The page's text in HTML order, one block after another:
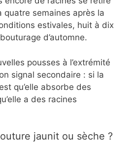
quatre semaines après la
estivales, huit à dix
d’automne.
pousses à l’extrémité
signal secondaire : si la
qu’elle absorbe des
a des racines
jaunit ou sèche ?